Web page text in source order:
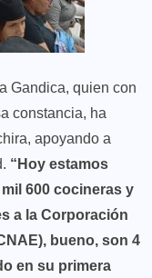
Gandica, quien con
constancia, ha
apoyando a
“Hoy estamos
600 cocineras y
a la Corporación
bueno, son 4
en su primera